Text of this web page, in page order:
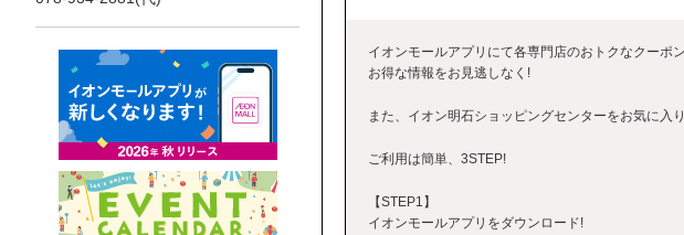
イオンモールアプリにて各専門店のおトクなクーポ
お得な情報をお見逃しなく!
また、イオン明石ショッピングセンターをお気に入
ご利用は簡単、3STEP!
【STEP1】
イオンモールアプリをダウンロード!